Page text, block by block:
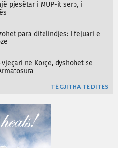
pjesëtar i MUP-it serb, i
para ditëlindjes: I fejuari e
në Korçë, dyshohet se
TË GJITHA TË DITËS